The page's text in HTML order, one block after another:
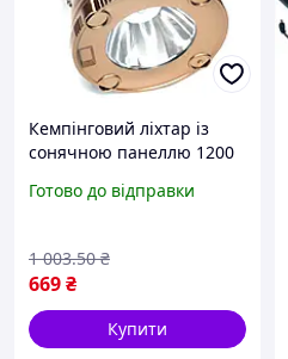
Кемпінговий ліхтар із
сонячною панеллю 1200
активного відпочинку та
Готово до відправки
669₴
1 003.50 ₴
Купити